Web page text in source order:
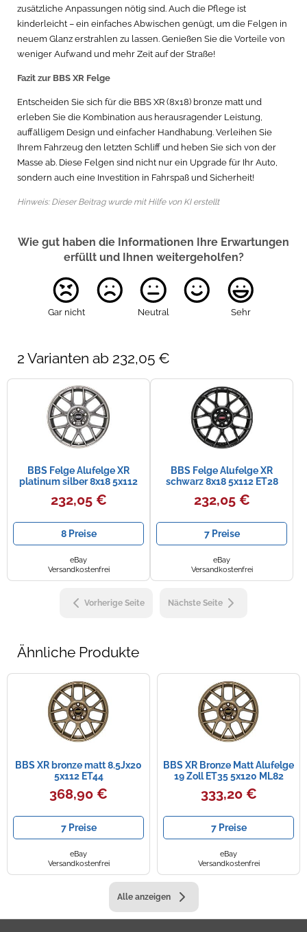
zusätzliche Anpassungen nötig sind. Auch die Pflege ist
kinderleicht – ein einfaches Abwischen genügt, um die Felgen in
neuem Glanz erstrahlen zu lassen. Genießen Sie die Vorteile von
weniger Aufwand und mehr Zeit auf der Straße!
Fazit zur BBS XR Felge
Entscheiden Sie sich für die BBS XR (8x18) bronze matt und
erleben Sie die Kombination aus herausragender Leistung,
auffälligem Design und einfacher Handhabung. Verleihen Sie
Ihrem Fahrzeug den letzten Schliff und heben Sie sich von der
Masse ab. Diese Felgen sind nicht nur ein Upgrade für Ihr Auto,
sondern auch eine Investition in Fahrspaß und Sicherheit!
Hinweis: Dieser Beitrag wurde mit Hilfe von KI erstellt
Wie gut haben die Informationen Ihre Erwartungen
erfüllt und Ihnen weitergeholfen?
Gar nicht Neutral Sehr
2 Varianten ab 232,05 €
BBS Felge Alufelge XR
platinum silber 8x18 5x112
ET28 XR0101
232,05 €
8 Preise
eBay
Versandkostenfrei
BBS Felge Alufelge XR
schwarz 8x18 5x112 ET28
232,05 €
7 Preise
eBay
Versandkostenfrei
Vorherige Seite Nächste Seite
Ähnliche Produkte
BBS XR bronze matt 8.5Jx20
5x112 ET44
368,90 €
7 Preise
eBay
Versandkostenfrei
BBS XR Bronze Matt Alufelge
19 Zoll ET35 5x120 ML82
333,20 €
7 Preise
eBay
Versandkostenfrei
Alle anzeigen